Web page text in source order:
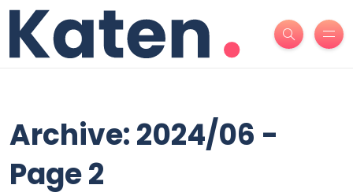
Archive: 2024/06 -
Page 2